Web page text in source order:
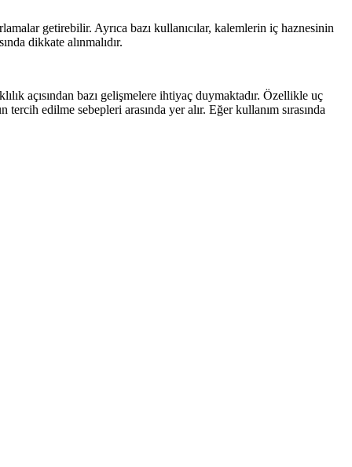
getirebilir. Ayrıca bazı kullanıcılar, kalemlerin iç haznesinin
dikkate alınmalıdır.
açısından bazı gelişmelere ihtiyaç duymaktadır. Özellikle uç
edilme sebepleri arasında yer alır. Eğer kullanım sırasında